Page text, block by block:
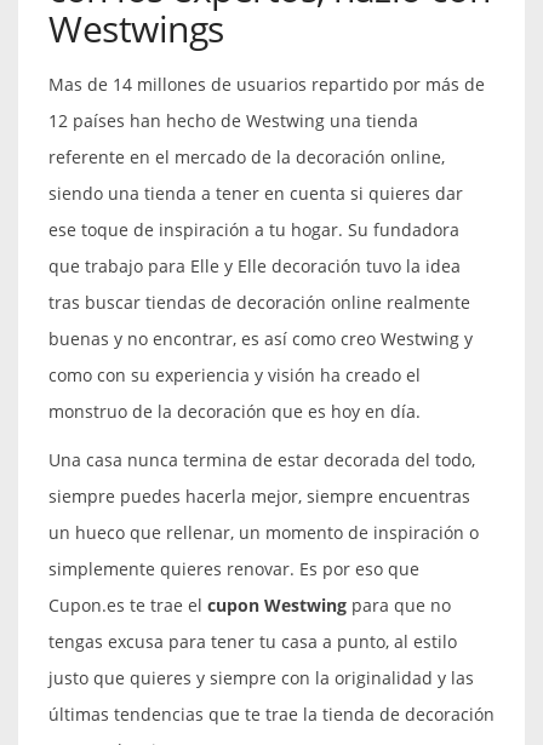
Westwings
Mas de 14 millones de usuarios repartido por más de
12 países han hecho de Westwing una tienda
referente en el mercado de la decoración online,
siendo una tienda a tener en cuenta si quieres dar
ese toque de inspiración a tu hogar. Su fundadora
que trabajo para Elle y Elle decoración tuvo la idea
tras buscar tiendas de decoración online realmente
buenas y no encontrar, es así como creo Westwing y
como con su experiencia y visión ha creado el
monstruo de la decoración que es hoy en día.
Una casa nunca termina de estar decorada del todo,
siempre puedes hacerla mejor, siempre encuentras
un hueco que rellenar, un momento de inspiración o
simplemente quieres renovar. Es por eso que
Cupon.es te trae el cupon Westwing para que no
tengas excusa para tener tu casa a punto, al estilo
justo que quieres y siempre con la originalidad y las
últimas tendencias que te trae la tienda de decoración